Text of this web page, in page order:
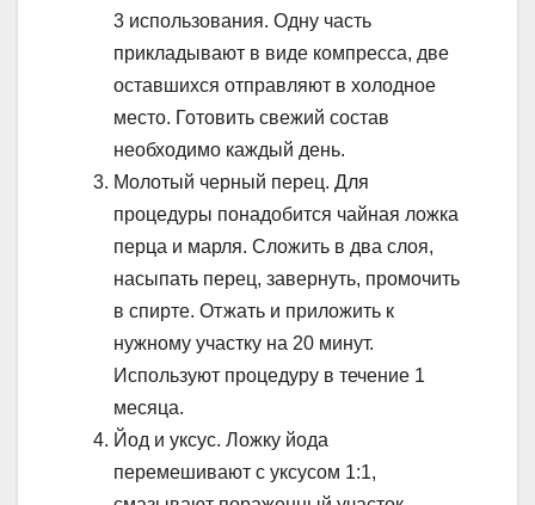
3 использования. Одну часть
прикладывают в виде компресса, две
оставшихся отправляют в холодное
место. Готовить свежий состав
необходимо каждый день.
Молотый черный перец. Для
процедуры понадобится чайная ложка
перца и марля. Сложить в два слоя,
насыпать перец, завернуть, промочить
в спирте. Отжать и приложить к
нужному участку на 20 минут.
Используют процедуру в течение 1
месяца.
Йод и уксус. Ложку йода
перемешивают с уксусом 1:1,